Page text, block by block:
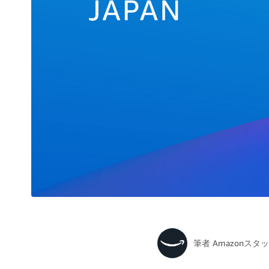
筆者 Amazonスタ